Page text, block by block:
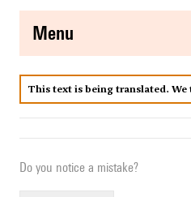
menu
This text is being translated.
Do you notice a mistake?